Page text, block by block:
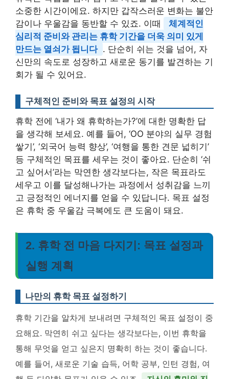
소중한 시간이에요. 하지만 갑작스러운 변화는 불안
감이나 우울감을 동반할 수 있죠. 이때
체계적인
심리적 준비와 관리는 휴학 기간을 더욱 의미 있게
만드는 열쇠가 됩니다 . 단순히 쉬는 것을 넘어, 자
신만의 속도로 성장하고 새로운 동기를 발견하는 기
회가 될 수 있어요.
구체적인 준비와 목표 설정의 시작
휴학 전에 ‘내가 왜 휴학하는가?’에 대한 명확한 답
을 생각해 보세요. 예를 들어, ‘OO 분야의 실무 경험
쌓기’, ‘외국어 능력 향상’, ‘여행을 통한 견문 넓히기’
등 구체적인 목표를 세우는 것이 좋아요. 단순히 ‘쉬
고 싶어서’라는 막연한 생각보다는, 작은 목표라도
세우고 이를 달성해나가는 과정에서 성취감을 느끼
고 긍정적인 에너지를 얻을 수 있답니다. 목표 설정
은 휴학 중 우울감 극복에도 큰 도움이 돼요.
2. 휴학 전 마음 다지기: 목표 설정과
실행 계획
나만의 휴학 목표 설정하기
휴학 기간을 알차게 보내려면 구체적인 목표 설정이 중
요해요. 막연히 쉬고 싶다는 생각보다는, 이번 휴학을
통해 무엇을 얻고 싶은지 명확히 하는 것이 좋습니다.
예를 들어, 새로운 기술 습득, 어학 공부, 인턴 경험, 여